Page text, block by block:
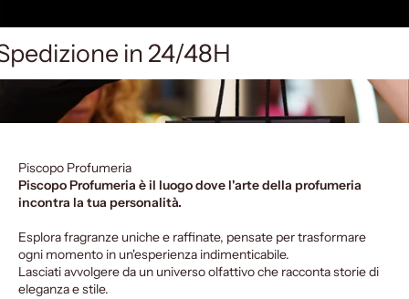
in 24/48H
Piscopo Profumeria
Piscopo Profumeria è il luogo dove l'arte della profumeria
incontra la tua personalità.
Esplora fragranze uniche e raffinate, pensate per trasformare
ogni momento in un'esperienza indimenticabile.
Lasciati avvolgere da un universo olfattivo che racconta storie di
eleganza e stile.